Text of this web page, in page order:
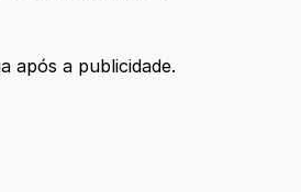
após a publicidade.